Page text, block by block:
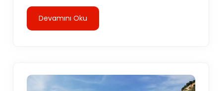
Devamını Oku